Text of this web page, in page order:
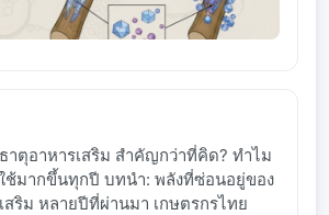
าตุอาหารเสริม สำคัญกว่าที่คิด? ทำไม
ช้มากขึ้นทุกปี บทนำ: พลังที่ซ่อนอยู่ของ
สริม หลายปีที่ผ่านมา เกษตรกรไทย